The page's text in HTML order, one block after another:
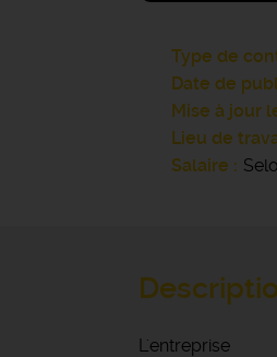
Type de
Date de
Mise à jour
Lieu de
Salaire
L'entreprise